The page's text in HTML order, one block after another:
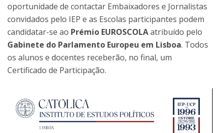
oportunidade de contactar Embaixadores e Jornalistas
convidados pelo IEP e as Escolas participantes podem
candidatar-se ao Prémio EUROSCOLAatribuído pelo
Gabinete do Parlamento Europeu em Lisboa. Todos
os alunos e docentes receberão, no final, um
Certificado de Participação.